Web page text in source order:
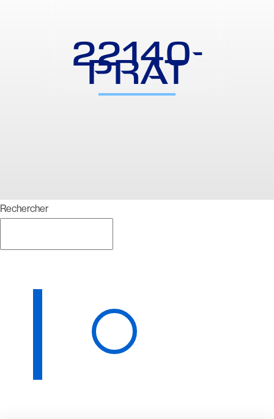
22140-
PRAT
Rechercher